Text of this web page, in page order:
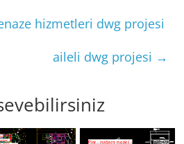
hizmetleri dwg projesi
aileli dwg projesi →